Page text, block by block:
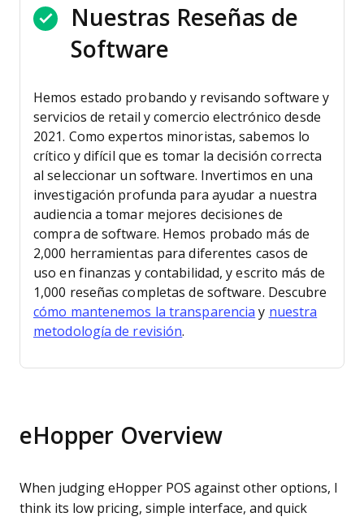
Nuestras Reseñas de
Software
Hemos estado probando y revisando software y
servicios de retail y comercio electrónico desde
2021. Como expertos minoristas, sabemos lo
crítico y difícil que es tomar la decisión correcta
al seleccionar un software. Invertimos en una
investigación profunda para ayudar a nuestra
audiencia a tomar mejores decisiones de
compra de software. Hemos probado más de
2,000 herramientas para diferentes casos de
uso en finanzas y contabilidad, y escrito más de
1,000 reseñas completas de software. Descubre
cómo mantenemos la transparencia y nuestra
metodología de revisión.
eHopper Overview
When judging eHopper POS against other options, I
think its low pricing, simple interface, and quick